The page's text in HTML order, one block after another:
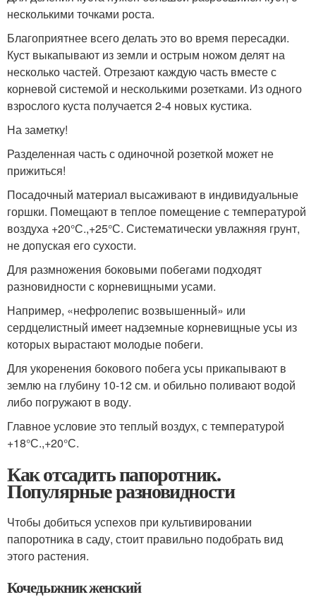
несколькими точками роста.
Благоприятнее всего делать это во время пересадки.
Куст выкапывают из земли и острым ножом делят на
несколько частей. Отрезают каждую часть вместе с
корневой системой и несколькими розетками. Из одного
взрослого куста получается 2-4 новых кустика.
На заметку!
Разделенная часть с одиночной розеткой может не
прижиться!
Посадочный материал высаживают в индивидуальные
горшки. Помещают в теплое помещение с температурой
воздуха +20°С.,+25°С. Систематически увлажняя грунт,
не допуская его сухости.
Для размножения боковыми побегами подходят
разновидности с корневищными усами.
Например, «нефролепис возвышенный» или
сердцелистный имеет надземные корневищные усы из
которых вырастают молодые побеги.
Для укоренения бокового побега усы прикапывают в
землю на глубину 10-12 см. и обильно поливают водой
либо погружают в воду.
Главное условие это теплый воздух, с температурой
+18°С.,+20°С.
Как отсадить папоротник.
Популярные разновидности
Чтобы добиться успехов при культивировании
папоротника в саду, стоит правильно подобрать вид
этого растения.
Кочедыжник женский